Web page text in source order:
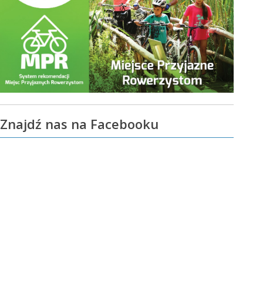
Znajdź nas na Facebooku